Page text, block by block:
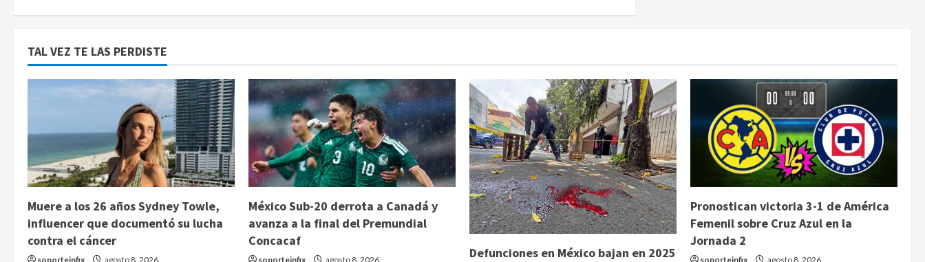
TAL VEZ TE LAS PERDISTE
Muere a los 26 años Sydney Towle,
influencer que documentó su lucha
contra el cáncer
soporteinfix agosto 8, 2026
México Sub-20 derrota a Canadá y
avanza a la final del Premundial
Concacaf
soporteinfix agosto 8, 2026 Defunciones en México bajan en 2025
Pronostican victoria 3-1 de América
Femenil sobre Cruz Azul en la
Jornada 2
soporteinfix agosto 8, 2026